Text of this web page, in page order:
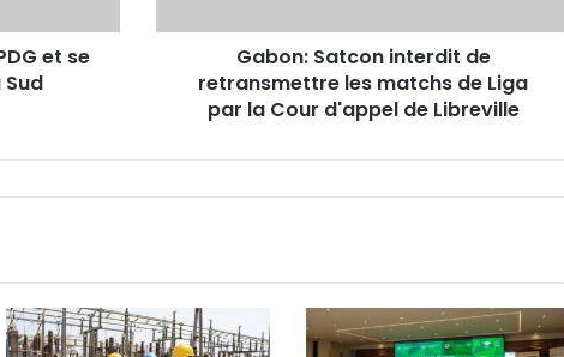
Gabon : stages payants au CHUL,
une mesure légale ou une
discrimination déguisée ?
d’entrée 2026-2027 ouvertes
jusqu’au 31 août
et se
Liga
Gabon: Satcon interdit de
retransmettre les matchs de Liga
par la Cour d'appel de Libreville